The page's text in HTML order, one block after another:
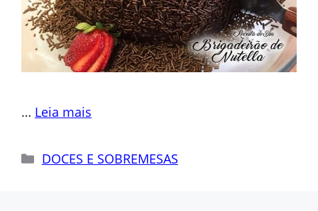
… Leia mais
Categorias
DOCES E SOBREMESAS